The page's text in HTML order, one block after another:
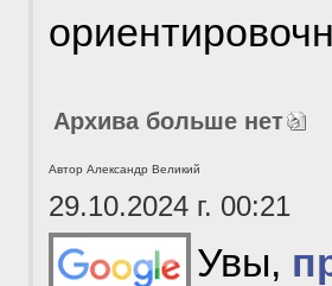
Архива больше нет
Автор Александр Великий
29.10.2024 г. 00:21
Увы,